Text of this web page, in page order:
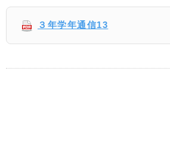
３年学年通信13